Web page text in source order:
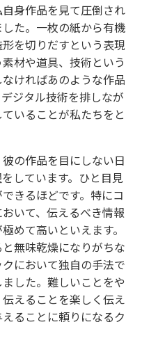
身作品を見て圧倒され
た。一枚の紙から有機
を切りだすという表現
材や道具、技術という
ければあのような作品
ジタル技術を排しなが
いることが私たちをと
の作品を目にしない日
しています。ひと目見
きるほどです。特にコ
いて、伝えるべき情報
めて高いといえます。
無味乾燥になりがちな
において独自の手法で
した。難しいことをや
えることを楽しく伝え
ることに頼りになるク